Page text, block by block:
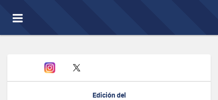
Toggle
navigation
Edición del